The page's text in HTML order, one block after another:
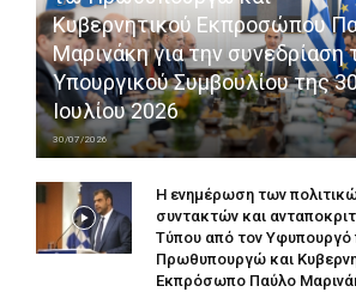
Κυβερνητικού Εκπροσώπου
Μαρινάκη για την συνεδρίαση
Υπουργικού Συμβουλίου της
Ιουλίου 2026
30/07/2026
Η ενημέρωση των
συντακτών και
Τύπου από τον
Πρωθυπουργώ και
Εκπρόσωπο Παύλο